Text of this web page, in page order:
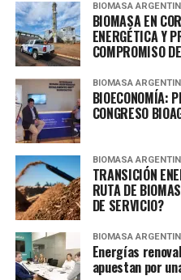
BIOMASA
BIOMASA EN
ENERGÉTICA Y
COMPROMISO
BIOMASA
BIOECONOMÍA:
CONGRESO
BIOMASA
TRANSICIÓN
RUTA DE
DE SERVICIO?
BIOMASA
Energías
apuestan por